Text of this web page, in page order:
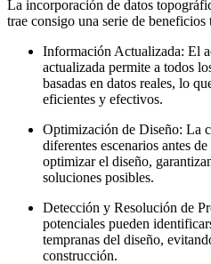
La incorporación de datos
trae consigo una serie de beneficios
Información Actualizada: El
actualizada permite a todos
basadas en datos reales, lo
eficientes y efectivos.
Optimización de Diseño: La
diferentes escenarios antes
optimizar el diseño,
soluciones posibles.
Detección y Resolución de
potenciales pueden
tempranas del diseño,
construcción.